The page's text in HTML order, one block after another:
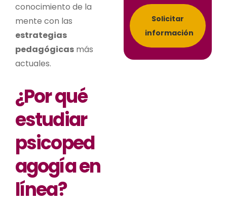
conocimiento de la
mente con las
estrategias
pedagógicas más
actuales.
¿Por qué
estudiar
psicoped
agogía en
línea?
Solicitar
información